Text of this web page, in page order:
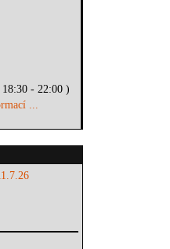
- 22:00 )
...